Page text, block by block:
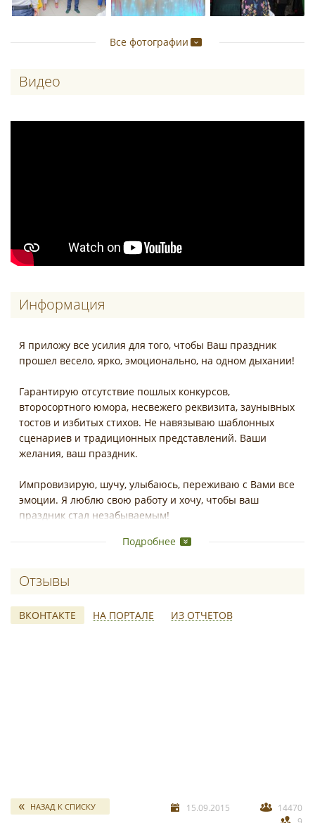
Информация
Я приложу все усилия для того, чтобы Ваш праздник
прошел весело, ярко, эмоционально, на одном дыхании!
Гарантирую отсутствие пошлых конкурсов,
второсортного юмора, несвежего реквизита, заунывных
тостов и избитых стихов. Не навязываю шаблонных
сценариев и традиционных представлений. Ваши
желания, ваш праздник.
Импровизирую, шучу, улыбаюсь, переживаю с Вами все
эмоции. Я люблю свою работу и хочу, чтобы ваш
праздник стал незабываемым!
Подробнее
Все фотографии
Видео
Отзывы о Шурыгина Кристина
ВКОНТАКТЕ НА ПОРТАЛЕ ИЗ ОТЧЕТОВ
*
НАЗАД К СПИСКУ 15.09.2015
14470